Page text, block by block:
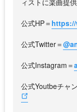
ィストに楽曲提
公式HP＝
公式Twitter＝
公式Instagram＝
公式Youtbeチャ